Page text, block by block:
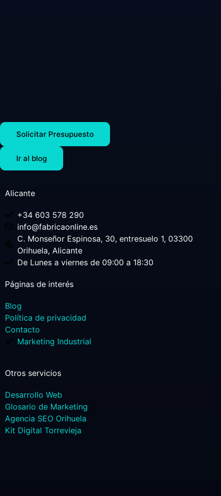
Solicitar Presupuesto
Ir al blog
Otros servicios
Desarrollo Web
Glosario de Marketing
Agencia SEO Orihuela
Kit Digital Torrevieja
Páginas de interés
Blog
Política de privacidad
Contacto
Marketing Industrial
Alicante
+34 603 578 290
info@fabricaonline.es
C. Monseñor Espinosa, 30, entresuelo 1, 03300
Orihuela, Alicante
De Lunes a viernes de 09:00 a 18:30